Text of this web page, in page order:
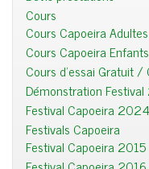
Cours
Cours Capoeira Adultes
Cours Capoeira Enfants
Cours d'essai Gratuit
Démonstration
Festival Capoeira 2024
Festivals Capoeira
Festival Capoeira 2015